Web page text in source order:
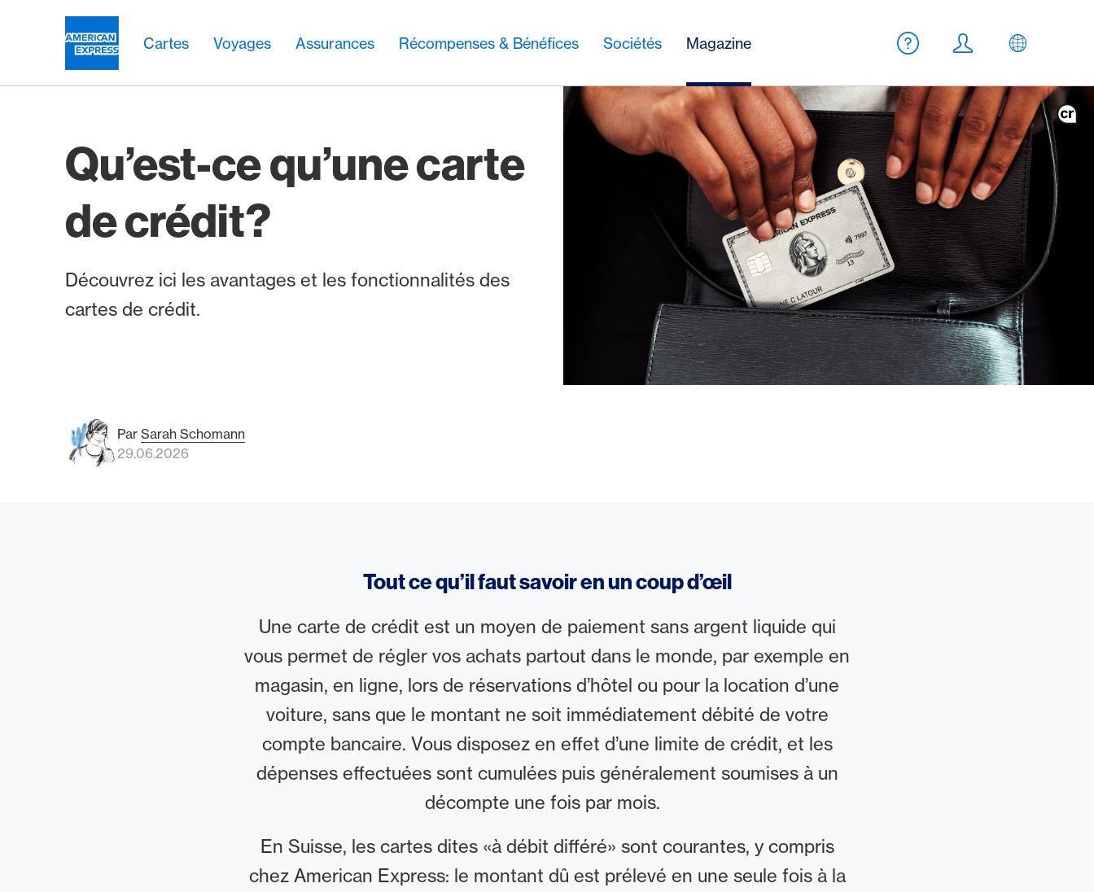
Cartes Voyages Assurances Récompenses & Bénéfices Sociétés Magazine
Meta Navigation
Aide
Login FR
Qu’est-ce qu’une carte
de crédit?
Découvrez ici les avantages et les fonctionnalités des
cartes de crédit.
Par Sarah Schomann
29.06.2026
Tout ce qu’il faut savoir en un coup d’œil
Une carte de crédit est un moyen de paiement sans argent liquide qui
vous permet de régler vos achats partout dans le monde, par exemple en
magasin, en ligne, lors de réservations d’hôtel ou pour la location d’une
voiture, sans que le montant ne soit immédiatement débité de votre
compte bancaire. Vous disposez en effet d’une limite de crédit, et les
dépenses effectuées sont cumulées puis généralement soumises à un
décompte une fois par mois.
En Suisse, les cartes dites «à débit différé» sont courantes, y compris
chez American Express: le montant dû est prélevé en une seule fois à la